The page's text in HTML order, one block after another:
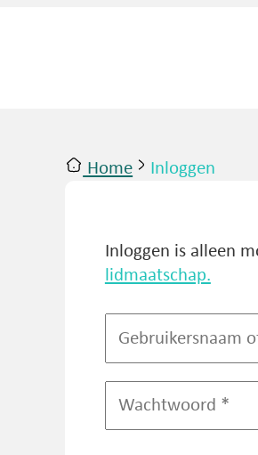
Home Inloggen
Inloggen is alleen
lidmaatschap.